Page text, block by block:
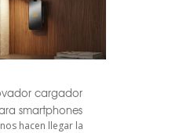
cargador
smartphones
hacen llegar la